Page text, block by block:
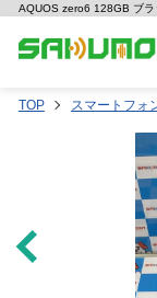
AQUOS zero6 128GB ブラ
TOP スマートフォ